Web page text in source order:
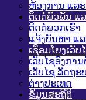
ຫ້ອງການ ແລ
ຕິດຕໍ່ພົວພັນ ແ
ຕິດຕໍ່ພວກເຮົາ
ແຈ້ງບັນຫາ ແ
ເຊື່ອມໂຍງເວັບ
ເວັບໄຊອົງກາ
ເວັບໄຊ ລັດຖະ
ຕ່າງປະເທດ
ຂໍ້ມູນສະຖິຕິ